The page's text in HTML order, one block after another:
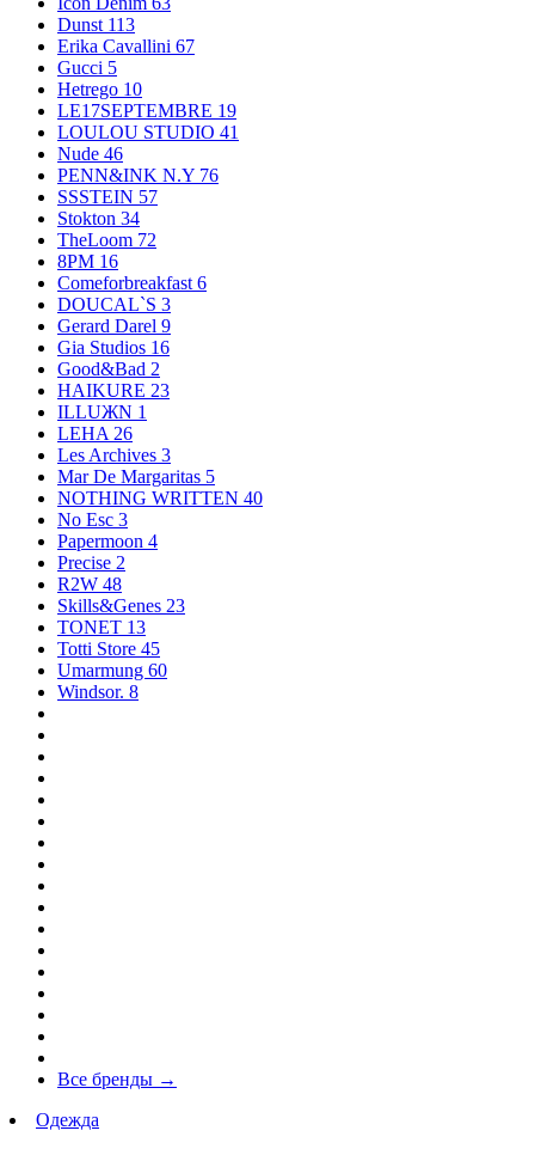
Dunst 113
Erika Cavallini 67
Gucci 5
Hetrego 10
LE17SEPTEMBRE 19
LOULOU STUDIO 41
Nude 46
PENN&INK N.Y 76
SSSTEIN 57
Stokton 34
TheLoom 72
8PM 16
Comeforbreakfast 6
DOUCAL`S 3
Gerard Darel 9
Gia Studios 16
Good&Bad 2
HAIKURE 23
ILLUЖN 1
LEHA 26
Les Archives 3
Mar De Margaritas 5
NOTHING WRITTEN 40
No Esc 3
Papermoon 4
Precise 2
R2W 48
Skills&Genes 23
TONET 13
Totti Store 45
Umarmung 60
Windsor. 8
Все бренды →
Одежда